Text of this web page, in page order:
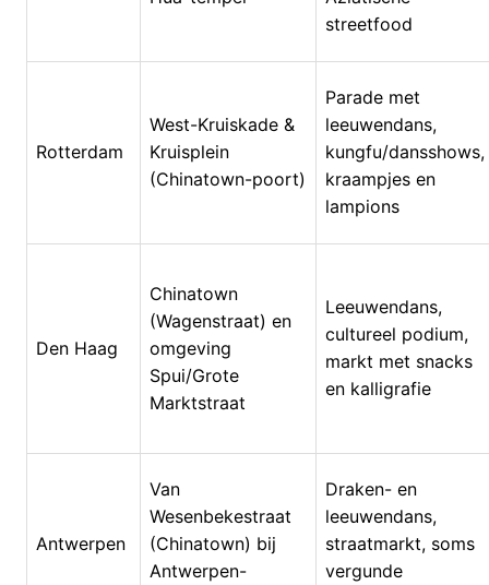
streetfood
Rotterdam
West-Kruiskade &
Kruisplein
(Chinatown-poort)
Parade met
leeuwendans,
kungfu/dansshows,
kraampjes en
lampions
Den Haag
Chinatown
(Wagenstraat) en
omgeving
Spui/Grote
Marktstraat
Leeuwendans,
cultureel podium,
markt met snacks
en kalligrafie
Antwerpen
Van
Wesenbekestraat
(Chinatown) bij
Antwerpen-
Draken- en
leeuwendans,
straatmarkt, soms
vergunde